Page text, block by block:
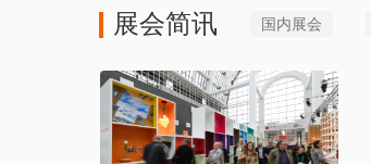
展会简讯 国内展会